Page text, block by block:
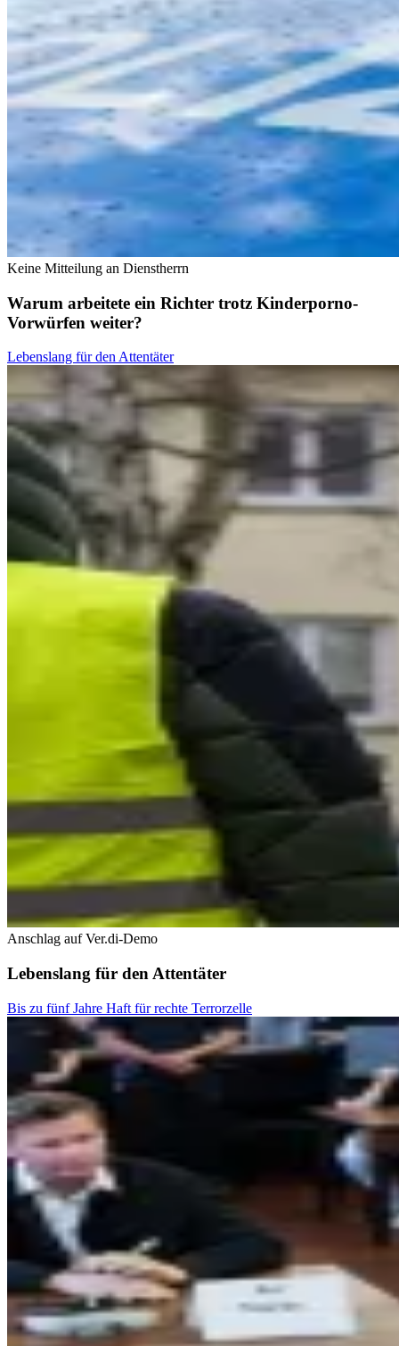
Keine Mitteilung an Dienstherrn
Warum arbeitete ein Richter trotz Kinderporno-
Vorwürfen weiter?
Lebenslang für den Attentäter
Anschlag auf Ver.di-Demo
Lebenslang für den Attentäter
Bis zu fünf Jahre Haft für rechte Terrorzelle